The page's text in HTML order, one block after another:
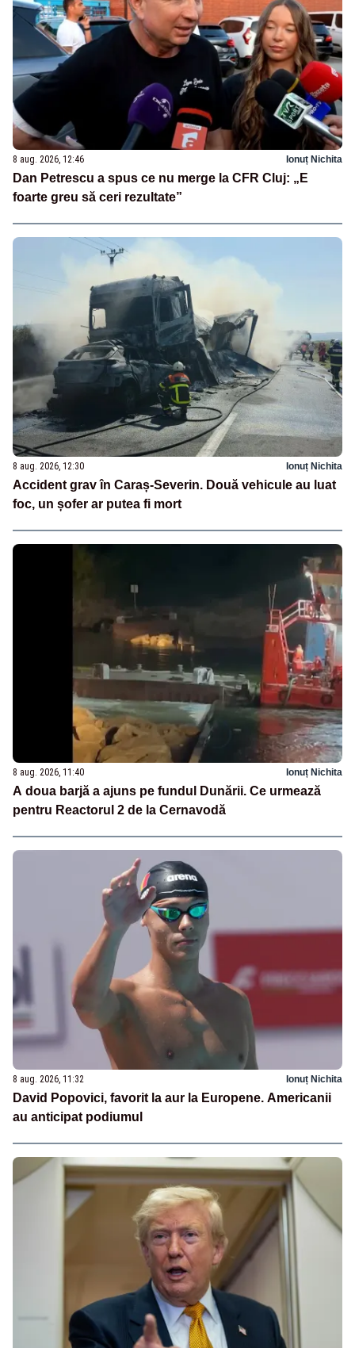
8 aug. 2026, 12:46 Ionuț Nichita
Dan Petrescu a spus ce nu merge la CFR Cluj: „E
foarte greu să ceri rezultate”
8 aug. 2026, 12:30 Ionuț Nichita
Accident grav în Caraș-Severin. Două vehicule au luat
foc, un șofer ar putea fi mort
8 aug. 2026, 11:40 Ionuț Nichita
A doua barjă a ajuns pe fundul Dunării. Ce urmează
pentru Reactorul 2 de la Cernavodă
8 aug. 2026, 11:32 Ionuț Nichita
David Popovici, favorit la aur la Europene. Americanii
au anticipat podiumul